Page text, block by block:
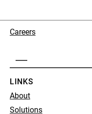
Careers
LINKS
About
Solutions